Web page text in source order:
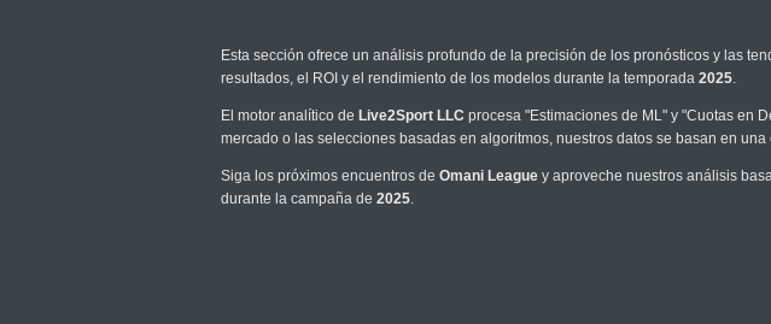
Esta sección ofrece un análisis profundo de la precisión de los pronósticos y las
resultados, el ROI y el rendimiento de los modelos durante la temporada 2025.
El motor analítico de Live2Sport LLC procesa "Estimaciones de ML" y "Cuotas en
mercado o las selecciones basadas en algoritmos, nuestros datos se basan en
Siga los próximos encuentros de Omani League y aproveche nuestros análisis
durante la campaña de 2025.